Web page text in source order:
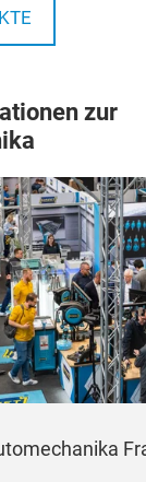
zur